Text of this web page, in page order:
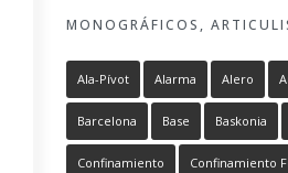
MONOGRÁFICOS,
Ala-Pívot Alarma Alero
Barcelona Base Baskonia
Confinamiento Confinamiento